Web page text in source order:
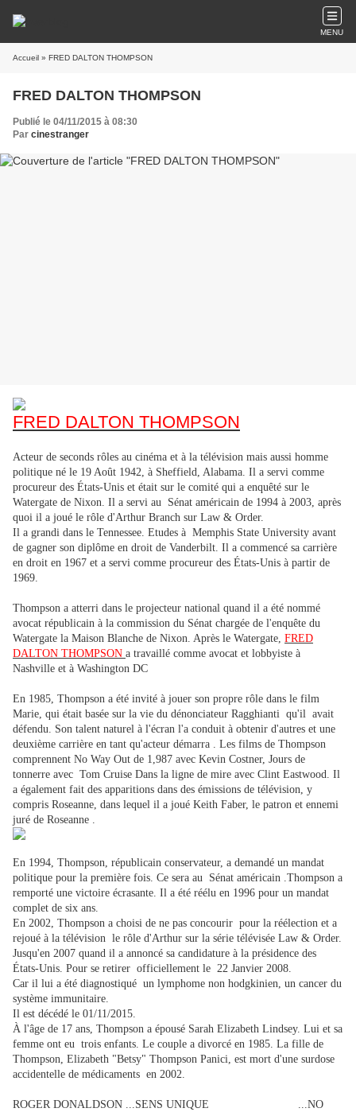
MENU
Accueil » FRED DALTON THOMPSON
FRED DALTON THOMPSON
Publié le 04/11/2015 à 08:30
Par cinestranger
FRED DALTON THOMPSON
Acteur de seconds rôles au cinéma et à la télévision mais aussi homme
politique né le 19 Août 1942, à Sheffield, Alabama. Il a servi comme
procureur des États-Unis et était sur le comité qui a enquêté sur le
Watergate de Nixon. Il a servi au Sénat américain de 1994 à 2003, après
quoi il a joué le rôle d'Arthur Branch sur Law & Order.
Il a grandi dans le Tennessee. Etudes à Memphis State University avant
de gagner son diplôme en droit de Vanderbilt. Il a commencé sa carrière
en droit en 1967 et a servi comme procureur des États-Unis à partir de
1969.
Thompson a atterri dans le projecteur national quand il a été nommé
avocat républicain à la commission du Sénat chargée de l'enquête du
Watergate la Maison Blanche de Nixon. Après le Watergate, FRED
DALTON THOMPSON a travaillé comme avocat et lobbyiste à
Nashville et à Washington DC
En 1985, Thompson a été invité à jouer son propre rôle dans le film
Marie, qui était basée sur la vie du dénonciateur Ragghianti qu'il avait
défendu. Son talent naturel à l'écran l'a conduit à obtenir d'autres et une
deuxième carrière en tant qu'acteur démarra . Les films de Thompson
comprennent No Way Out de 1,987 avec Kevin Costner, Jours de
tonnerre avec Tom Cruise Dans la ligne de mire avec Clint Eastwood. Il
a également fait des apparitions dans des émissions de télévision, y
compris Roseanne, dans lequel il a joué Keith Faber, le patron et ennemi
juré de Roseanne .
En 1994, Thompson, républicain conservateur, a demandé un mandat
politique pour la première fois. Ce sera au Sénat américain .Thompson a
remporté une victoire écrasante. Il a été réélu en 1996 pour un mandat
complet de six ans.
En 2002, Thompson a choisi de ne pas concourir pour la réélection et a
rejoué à la télévision le rôle d'Arthur sur la série télévisée Law & Order.
Jusqu'en 2007 quand il a annoncé sa candidature à la présidence des
États-Unis. Pour se retirer officiellement le 22 Janvier 2008.
Car il lui a été diagnostiqué un lymphome non hodgkinien, un cancer du
système immunitaire.
Il est décédé le 01/11/2015.
À l'âge de 17 ans, Thompson a épousé Sarah Elizabeth Lindsey. Lui et sa
femme ont eu trois enfants. Le couple a divorcé en 1985. La fille de
Thompson, Elizabeth "Betsy" Thompson Panici, est mort d'une surdose
accidentelle de médicaments en 2002.
ROGER DONALDSON ...SENS UNIQUE ...NO